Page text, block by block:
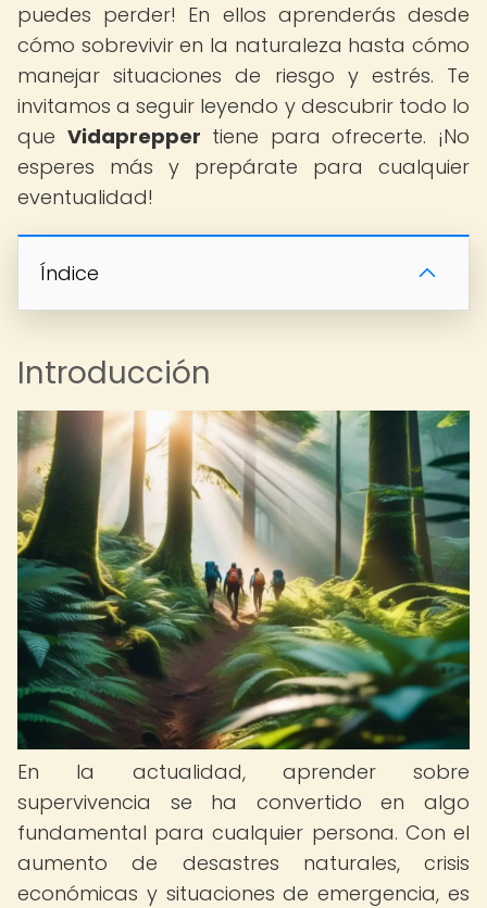
puedes perder! En ellos aprenderás desde
cómo sobrevivir en la naturaleza hasta cómo
manejar situaciones de riesgo y estrés. Te
invitamos a seguir leyendo y descubrir todo lo
que Vidaprepper tiene para ofrecerte. ¡No
esperes más y prepárate para cualquier
eventualidad!
Índice
Introducción
En la actualidad, aprender sobre
supervivencia se ha convertido en algo
fundamental para cualquier persona. Con el
aumento de desastres naturales, crisis
económicas y situaciones de emergencia, es